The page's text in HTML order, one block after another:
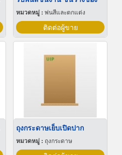
หมวดหมู่ : พ่นสีและตกแต่ง
ติดต่อผู้ขาย
ถุงกระดาษเย็บเปิดปาก
หมวดหมู่ : ถุงกระดาษ